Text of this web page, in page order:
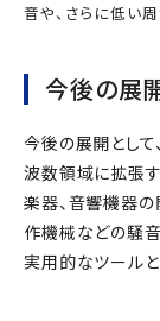
音や、さらに低い
今後の展
今後の展開とし
波数領域に拡張す
楽器、音響機器の
作機械などの騒
実用的なツールと